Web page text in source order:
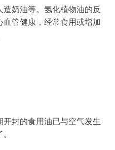
奶油等。氢化植物油的反
管健康，经常食用或增加
封的食用油已与空气发生